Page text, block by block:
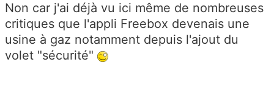
Non car j'ai déjà vu ici même de nombreuses
critiques que l'appli Freebox devenais une
usine à gaz notamment depuis l'ajout du
volet "sécurité"